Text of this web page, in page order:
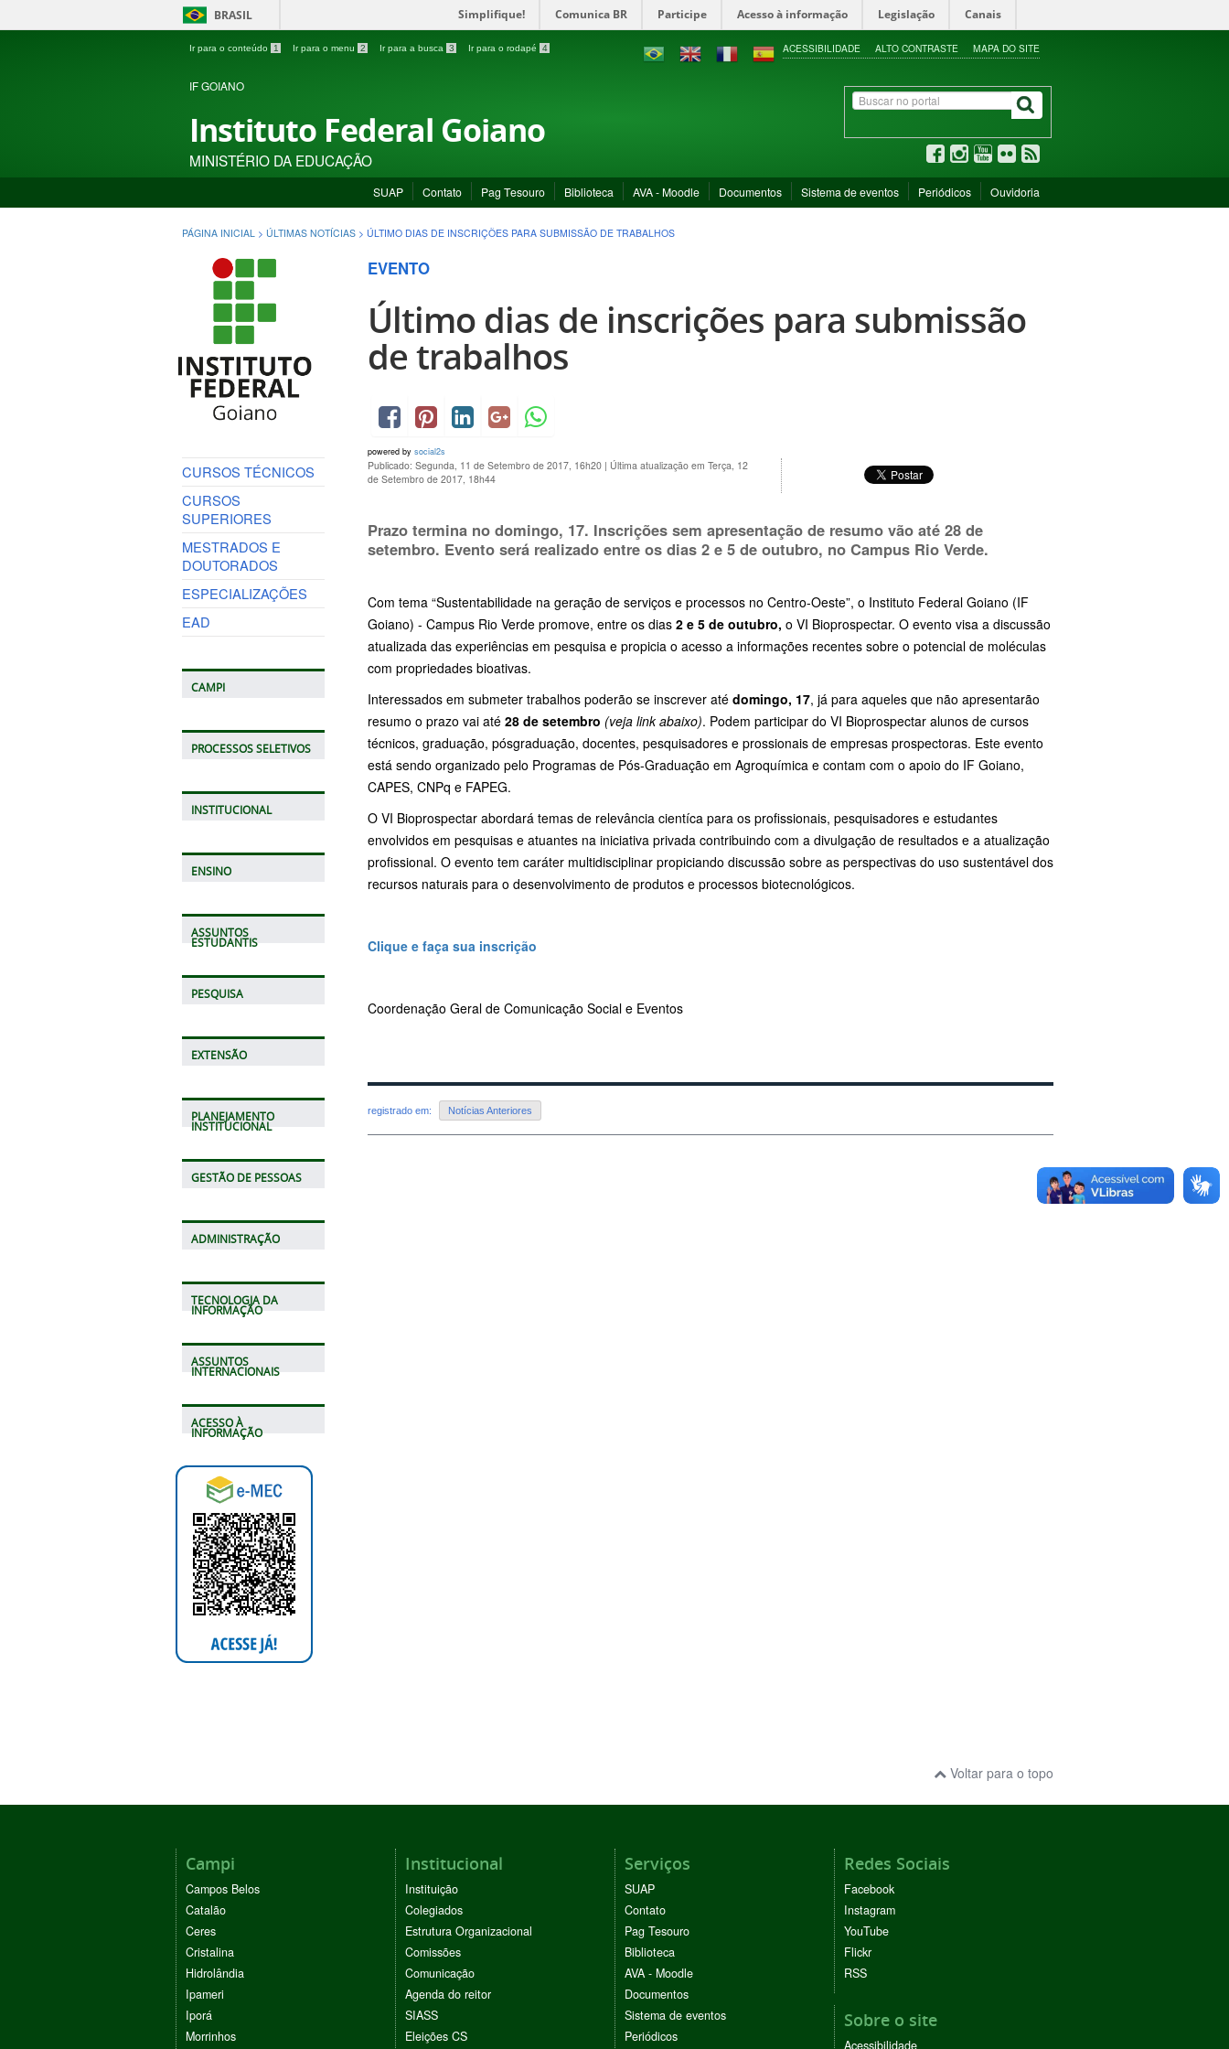
BRASIL Simplifique! Comunica BR Participe Acesso à informação Legislação Canais
Ir para o conteúdo 1 Ir para o menu 2 Ir para a busca 3 Ir para o rodapé 4 ACESSIBILIDADE ALTO CONTRASTE MAPA DO SITE
IF GOIANO
Instituto Federal Goiano
MINISTÉRIO DA EDUCAÇÃO
SUAP Contato Pag Tesouro Biblioteca AVA - Moodle Documentos Sistema de eventos Periódicos Ouvidoria
PÁGINA INICIAL > ÚLTIMAS NOTÍCIAS > ÚLTIMO DIAS DE INSCRIÇÕES PARA SUBMISSÃO DE TRABALHOS
CURSOS TÉCNICOS
CURSOS
SUPERIORES
MESTRADOS E
DOUTORADOS
ESPECIALIZAÇÕES
EAD
CAMPI
PROCESSOS SELETIVOS
INSTITUCIONAL
ENSINO
ASSUNTOS
ESTUDANTIS
PESQUISA
EXTENSÃO
PLANEJAMENTO
INSTITUCIONAL
GESTÃO DE PESSOAS
ADMINISTRAÇÃO
TECNOLOGIA DA
INFORMAÇÃO
ASSUNTOS
INTERNACIONAIS
ACESSO À
INFORMAÇÃO
EVENTO
Último dias de inscrições para submissão
de trabalhos
powered by social2s
Publicado: Segunda, 11 de Setembro de 2017, 16h20 | Última atualização em Terça, 12
de Setembro de 2017, 18h44
Prazo termina no domingo, 17. Inscrições sem apresentação de resumo vão até 28 de
setembro. Evento será realizado entre os dias 2 e 5 de outubro, no Campus Rio Verde.
Com tema “Sustentabilidade na geração de serviços e processos no Centro-Oeste”, o Instituto Federal Goiano (IF
Goiano) - Campus Rio Verde promove, entre os dias 2 e 5 de outubro, o VI Bioprospectar. O evento visa a discussão
atualizada das experiências em pesquisa e propicia o acesso a informações recentes sobre o potencial de moléculas
com propriedades bioativas.
Interessados em submeter trabalhos poderão se inscrever até domingo, 17, já para aqueles que não apresentarão
resumo o prazo vai até 28 de setembro (veja link abaixo). Podem participar do VI Bioprospectar alunos de cursos
técnicos, graduação, pósgraduação, docentes, pesquisadores e prossionais de empresas prospectoras. Este evento
está sendo organizado pelo Programas de Pós-Graduação em Agroquímica e contam com o apoio do IF Goiano,
CAPES, CNPq e FAPEG.
O VI Bioprospectar abordará temas de relevância cientíca para os profissionais, pesquisadores e estudantes
envolvidos em pesquisas e atuantes na iniciativa privada contribuindo com a divulgação de resultados e a atualização
profissional. O evento tem caráter multidisciplinar propiciando discussão sobre as perspectivas do uso sustentável dos
recursos naturais para o desenvolvimento de produtos e processos biotecnológicos.
Clique e faça sua inscrição
Coordenação Geral de Comunicação Social e Eventos
registrado em: Notícias Anteriores
Voltar para o topo
Campi
Campos Belos
Catalão
Ceres
Cristalina
Hidrolândia
Ipameri
Iporá
Morrinhos
Institucional
Instituição
Colegiados
Estrutura Organizacional
Comissões
Comunicação
Agenda do reitor
SIASS
Eleições CS
Serviços
SUAP
Contato
Pag Tesouro
Biblioteca
AVA - Moodle
Documentos
Sistema de eventos
Periódicos
Redes Sociais
Facebook
Instagram
YouTube
Flickr
RSS
Sobre o site